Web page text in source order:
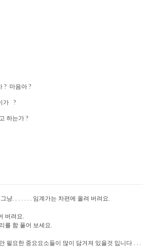
? 마음아 ?
가 ?
하는가 ?
냥. . . . . . . 임계가는 차편에 올려 버려요.
버려요.
를 함 풀어 보세요.
필요한 중요요소들이 많이 담겨져 있을것 입니다 . . .